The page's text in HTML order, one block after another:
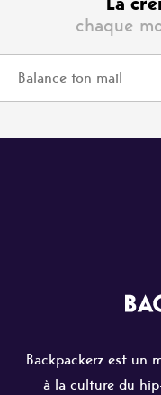
chaque
Backpackerz est un
à la culture du